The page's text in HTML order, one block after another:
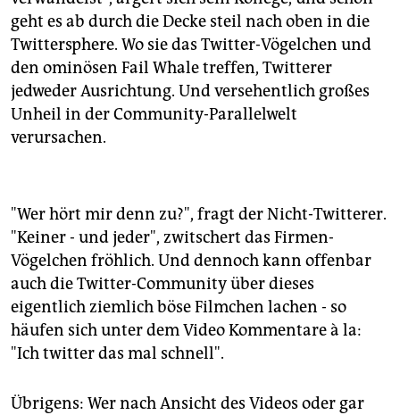
geht es ab durch die Decke steil nach oben in die
Twittersphere. Wo sie das Twitter-Vögelchen und
den ominösen Fail Whale treffen, Twitterer
jedweder Ausrichtung. Und versehentlich großes
Unheil in der Community-Parallelwelt
verursachen.
"Wer hört mir denn zu?", fragt der Nicht-Twitterer.
"Keiner - und jeder", zwitschert das Firmen-
Vögelchen fröhlich. Und dennoch kann offenbar
auch die Twitter-Community über dieses
eigentlich ziemlich böse Filmchen lachen - so
häufen sich unter dem Video Kommentare à la:
"Ich twitter das mal schnell".
Übrigens: Wer nach Ansicht des Videos oder gar